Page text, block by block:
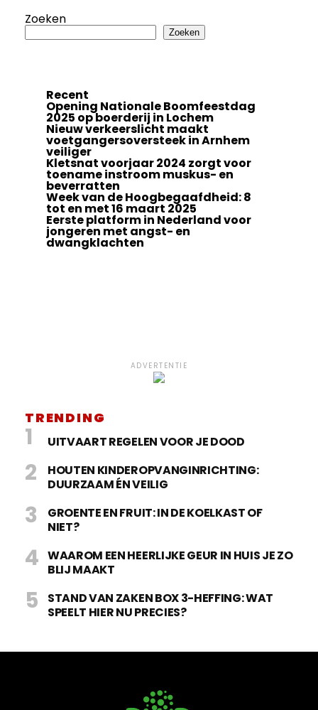
Zoeken
Zoeken
Recent
Opening Nationale Boomfeestdag
2025 op boerderij in Lochem
Nieuw verkeerslicht maakt
voetgangersoversteek in Arnhem
veiliger
Kletsnat voorjaar 2024 zorgt voor
toename instroom muskus- en
beverratten
Week van de Hoogbegaafdheid: 8
tot en met 16 maart 2025
Eerste platform in Nederland voor
jongeren met angst- en
dwangklachten
ADVERTENTIE
TRENDING
UITVAART REGELEN VOOR JE DOOD
HOUTEN KINDEROPVANGINRICHTING:
DUURZAAM ÉN VEILIG
GROENTE EN FRUIT: IN DE KOELKAST OF
NIET?
WAAROM EEN HEERLIJKE GEUR IN HUIS JE ZO
BLIJ MAAKT
STAND VAN ZAKEN BOX 3-HEFFING: WAT
SPEELT HIER NU PRECIES?